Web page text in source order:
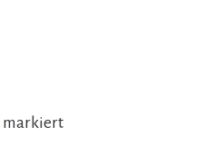
markiert